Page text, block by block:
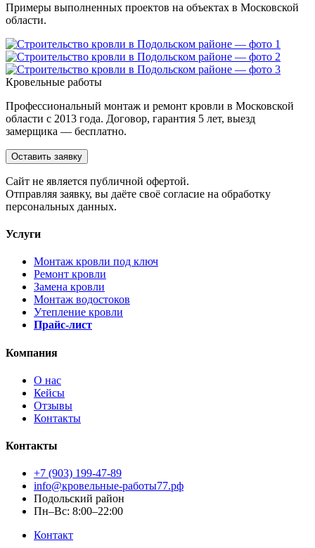
Примеры выполненных проектов на объектах в Московской
области.
Кровельные работы
Профессиональный монтаж и ремонт кровли в Московской
области с 2013 года. Договор, гарантия 5 лет, выезд
замерщика — бесплатно.
Оставить заявку
Cайт не является публичной офертой.
Отправляя заявку, вы даёте своё согласие на обработку
персональных данных.
Услуги
Монтаж кровли под ключ
Ремонт кровли
Замена кровли
Монтаж водостоков
Утепление кровли
Прайс-лист
Компания
О нас
Кейсы
Отзывы
Контакты
Контакты
+7 (903) 199-47-89
info@кровельные-работы77.рф
Подольский район
Пн–Вс: 8:00–22:00
Контакт